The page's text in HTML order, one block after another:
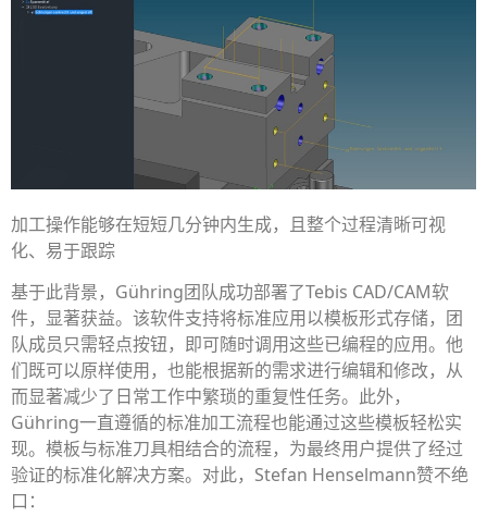
加工操作能够在短短几分钟内生成，且整个过程清晰可视
化、易于跟踪
基于此背景，Gühring团队成功部署了Tebis CAD/CAM软
件，显著获益。该软件支持将标准应用以模板形式存储，团
队成员只需轻点按钮，即可随时调用这些已编程的应用。他
们既可以原样使用，也能根据新的需求进行编辑和修改，从
而显著减少了日常工作中繁琐的重复性任务。此外，
Gühring一直遵循的标准加工流程也能通过这些模板轻松实
现。模板与标准刀具相结合的流程，为最终用户提供了经过
验证的标准化解决方案。对此，Stefan Henselmann赞不绝
口：